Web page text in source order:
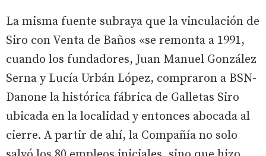
La misma fuente subraya que la vinculación de
Siro con Venta de Baños «se remonta a 1991,
cuando los fundadores, Juan Manuel González
Serna y Lucía Urbán López, compraron a BSN-
Danone la histórica fábrica de Galletas Siro
ubicada en la localidad y entonces abocada al
cierre. A partir de ahí, la Compañía no solo